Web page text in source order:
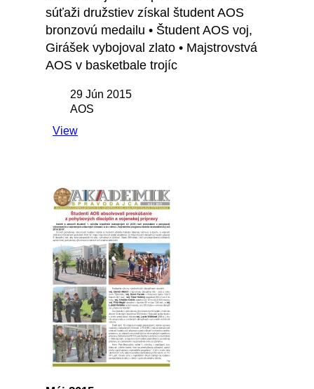
súťaži družstiev získal študent AOS
bronzovú medailu • Študent AOS voj,
Girášek vybojoval zlato • Majstrovstvá
AOS v basketbale trojíc
29 Jún 2015
AOS
View